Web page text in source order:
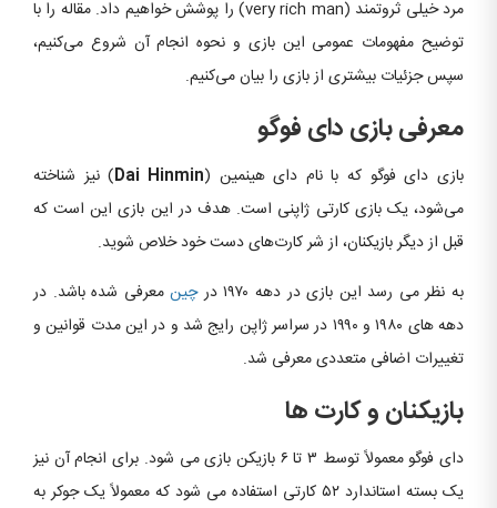
مرد خیلی ثروتمند (very rich man) را پوشش خواهیم داد. مقاله را با
توضیح مفهومات عمومی این بازی و نحوه انجام آن شروع می‌کنیم،
سپس جزئیات بیشتری از بازی را بیان می‌کنیم.
معرفی بازی دای فوگو
بازی دای فوگو که با نام دای هینمین (Dai Hinmin) نیز شناخته
می‌شود، یک بازی کارتی ژاپنی است. هدف در این بازی این است که
قبل از دیگر بازیکنان، از شر کارت‌های دست خود خلاص شوید.
به نظر می رسد این بازی در دهه ۱۹۷۰ در
چینمعرفی شده باشد. در
دهه های ۱۹۸۰ و ۱۹۹۰ در سراسر ژاپن رایج شد و در این مدت قوانین و
تغییرات اضافی متعددی معرفی شد.
بازیکنان و کارت ها
دای فوگو معمولاً توسط ۳ تا ۶ بازیکن بازی می شود. برای انجام آن نیز
یک بسته استاندارد ۵۲ کارتی استفاده می شود که معمولاً یک جوکر به